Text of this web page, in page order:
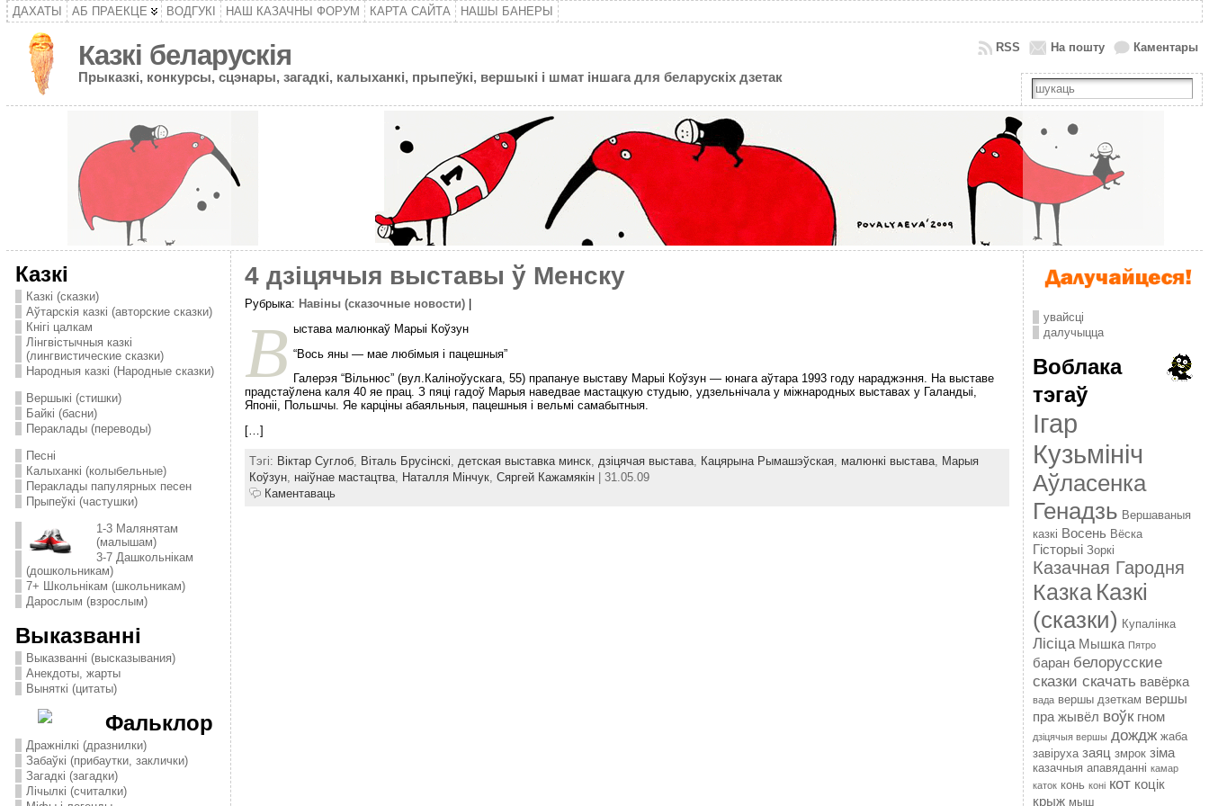
ДАХАТЫ АБ ПРАЕКЦЕ ВОДГУКІ НАШ КАЗАЧНЫ ФОРУМ КАРТА САЙТА НАШЫ БАНЕРЫ
Казкі беларускія
Прыказкі, конкурсы, сцэнары, загадкі, калыханкі, прыпеўкі, вершыкі і шмат іншага для беларускіх дзетак
Каментары
На пошту
RSS
Казкі
Казкі (сказки)
Аўтарскія казкі (авторские сказки)
Кнігі цалкам
Лінгвістычныя казкі
(лингвистические сказки)
Народныя казкі (Народные сказки)
Вершыкі (стишки)
Байкі (басни)
Пераклады (переводы)
Песні
Калыханкі (колыбельные)
Пераклады папулярных песен
Прыпеўкі (частушки)
1-3 Малянятам
(малышам)
3-7 Дашкольнікам
(дошкольникам)
7+ Школьнікам (школьникам)
Дарослым (взрослым)
Выказванні
Выказванні (высказывания)
Анекдоты, жарты
Выняткі (цитаты)
Фальклор
Дражнілкі (дразнилки)
Забаўкі (прибаутки, заклички)
Загадкі (загадки)
Лічылкі (считалки)
4 дзіцячыя выставы ў Менску
Рубрыка: Навіны (сказочные новости)|
В ыстава малюнкаў Марыі Коўзун
“Вось яны — мае любімыя і пацешныя”
Галерэя “Вільнюс” (вул.Каліноўускага, 55) прапануе выставу Марыі Коўзун — юнага аўтара 1993 году нараджэння. На выставе
прадстаўлена каля 40 яе прац. З пяці гадоў Марыя наведвае мастацкую студыю, удзельнічала у міжнародных выставах у Галандыі,
Японіі, Польшчы. Яе карціны абаяльныя, пацешныя і вельмі самабытныя.
[…]
Тэгі: Віктар Суглоб, Віталь Брусінскі детская выставка минск, дзіцячая выстава, Кацярына Рымашэўская, малюнкі выстава,
Марыя
Коўзун, наіўнае мастацтва, Наталля Мінчук, Сяргей Кажамякін| 31.05.09
Каментаваць
увайсці
далучыцца
Воблака
тэгаў
Ігар
Кузьмініч
Аўласенка
Генадзь Вершаваныя
казкі Восень Вёска
Гісторыі Зоркі
Казачная Гародня
Казка Казкі
(сказки) Купалінка
Лісіца Мышка Пятро
баран белорусские
сказки скачать вавёрка
вада вершы дзеткам вершы
пра жывёл воўк гном
дзіцячыя вершы дождж жаба
завіруха заяц змрок зіма
казачныя апавяданні камар
каток конь коні кот коцік
крыж мыш